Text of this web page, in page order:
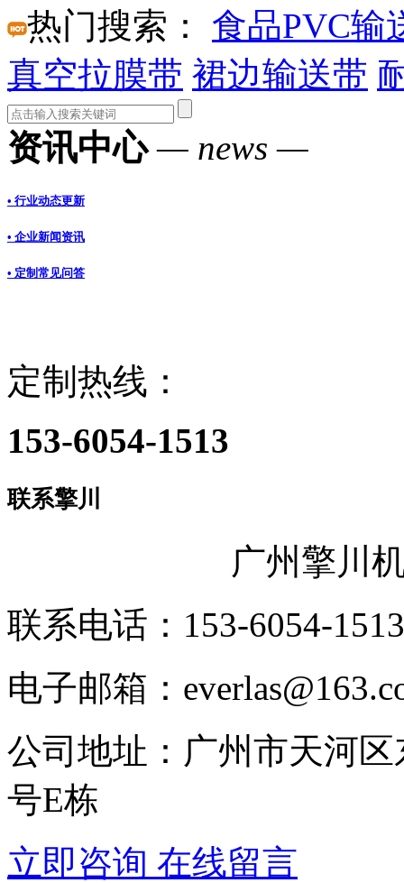
热门搜索：
食品PVC输
真空拉膜带 裙边输送带
资讯中心— news —
• 行业动态更新
• 企业新闻资讯
• 定制常见问答
定制热线：
153-6054-1513
联系擎川
广州擎川
联系电话：153-6054-1513
电子邮箱：
公司地址：广州市天河
号E栋
立即咨询 在线留言